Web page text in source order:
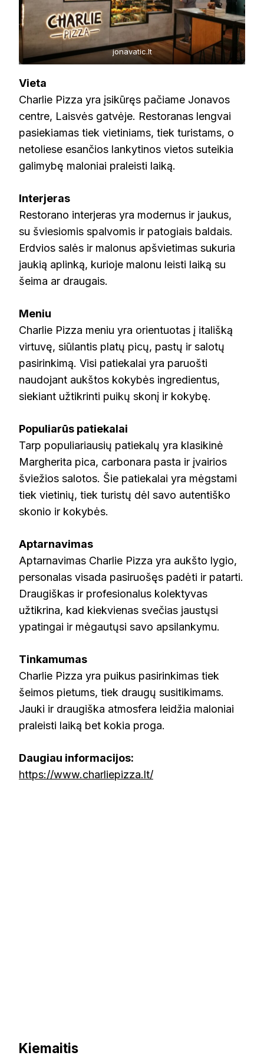
jonavatic.lt
Vieta
Charlie Pizza yra įsikūręs pačiame Jonavos
centre, Laisvės gatvėje. Restoranas lengvai
pasiekiamas tiek vietiniams, tiek turistams, o
netoliese esančios lankytinos vietos suteikia
galimybę maloniai praleisti laiką.
Interjeras
Restorano interjeras yra modernus ir jaukus,
su šviesiomis spalvomis ir patogiais baldais.
Erdvios salės ir malonus apšvietimas sukuria
jaukią aplinką, kurioje malonu leisti laiką su
šeima ar draugais.
Meniu
Charlie Pizza meniu yra orientuotas į itališką
virtuvę, siūlantis platų picų, pastų ir salotų
pasirinkimą. Visi patiekalai yra paruošti
naudojant aukštos kokybės ingredientus,
siekiant užtikrinti puikų skonį ir kokybę.
Populiarūs patiekalai
Tarp populiariausių patiekalų yra klasikinė
Margherita pica, carbonara pasta ir įvairios
šviežios salotos. Šie patiekalai yra mėgstami
tiek vietinių, tiek turistų dėl savo autentiško
skonio ir kokybės.
Aptarnavimas
Aptarnavimas Charlie Pizza yra aukšto lygio,
personalas visada pasiruošęs padėti ir patarti.
Draugiškas ir profesionalus kolektyvas
užtikrina, kad kiekvienas svečias jaustųsi
ypatingai ir mėgautųsi savo apsilankymu.
Tinkamumas
Charlie Pizza yra puikus pasirinkimas tiek
šeimos pietums, tiek draugų susitikimams.
Jauki ir draugiška atmosfera leidžia maloniai
praleisti laiką bet kokia proga.
Daugiau informacijos:
https://www.charliepizza.lt/
Kiemaitis